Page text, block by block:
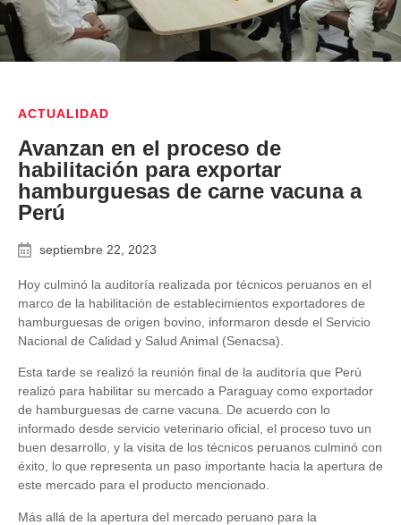
ACTUALIDAD
Avanzan en el proceso de
habilitación para exportar
hamburguesas de carne vacuna a
Perú
septiembre 22, 2023
Hoy culminó la auditoría realizada por técnicos peruanos en el
marco de la habilitación de establecimientos exportadores de
hamburguesas de origen bovino, informaron desde el Servicio
Nacional de Calidad y Salud Animal (Senacsa).
Esta tarde se realizó la reunión final de la auditoría que Perú
realizó para habilitar su mercado a Paraguay como exportador
de hamburguesas de carne vacuna. De acuerdo con lo
informado desde servicio veterinario oficial, el proceso tuvo un
buen desarrollo, y la visita de los técnicos peruanos culminó con
éxito, lo que representa un paso importante hacia la apertura de
este mercado para el producto mencionado.
Más allá de la apertura del mercado peruano para la